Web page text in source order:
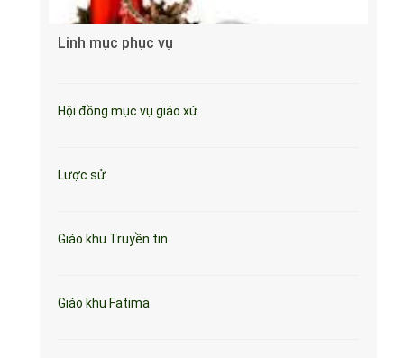
Linh mục phục vụ
Hội đồng mục vụ giáo xứ
Lược sử
Giáo khu Truyền tin
Giáo khu Fatima